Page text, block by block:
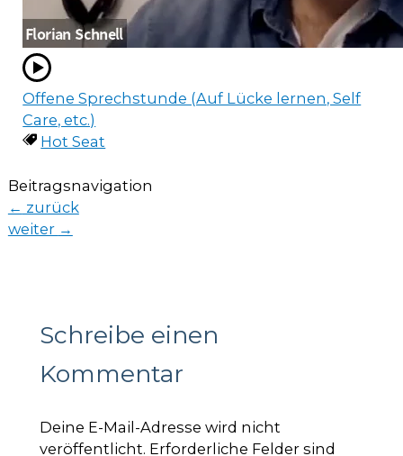
Offene Sprechstunde (Auf Lücke lernen, Self
Care, etc.)
Hot Seat
Beitragsnavigation
← zurück
weiter →
Schreibe einen
Kommentar
Deine E-Mail-Adresse wird nicht
veröffentlicht. Erforderliche Felder sind